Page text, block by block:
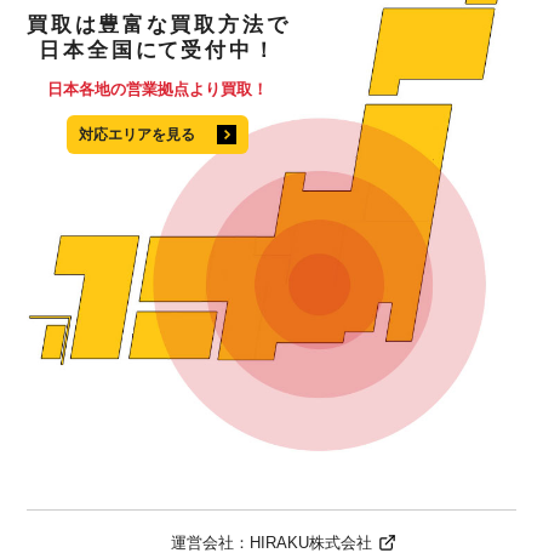
買取 は 豊富な買取方法で
日本全国 にて 受付中！
日本各地の営業拠点より買取！
対応エリアを見る
運営会社： HIRAKU株式会社